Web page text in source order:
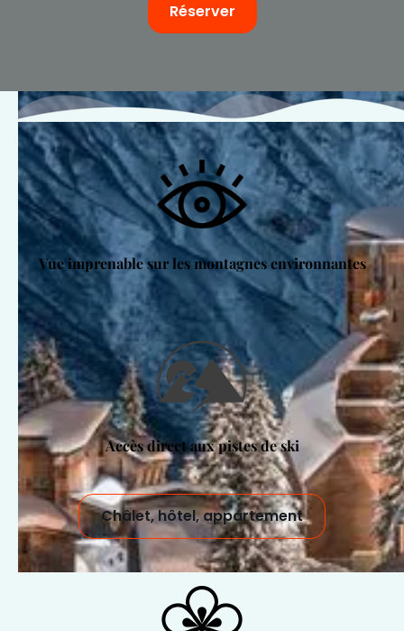
Réserver
Vue imprenable sur les montagnes environnantes
Accès direct aux pistes de ski
Châlet, hôtel, appartement